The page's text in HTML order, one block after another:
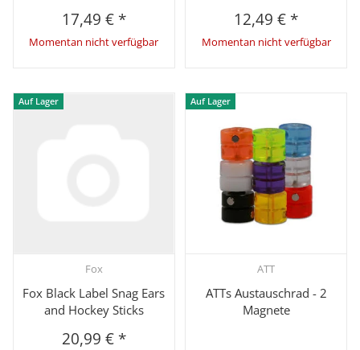
17,49 € *
Momentan nicht verfügbar
12,49 € *
Momentan nicht verfügbar
Auf Lager
Fox
Fox Black Label Snag Ears
and Hockey Sticks
20,99 € *
Auf Lager
ATT
ATTs Austauschrad - 2
Magnete